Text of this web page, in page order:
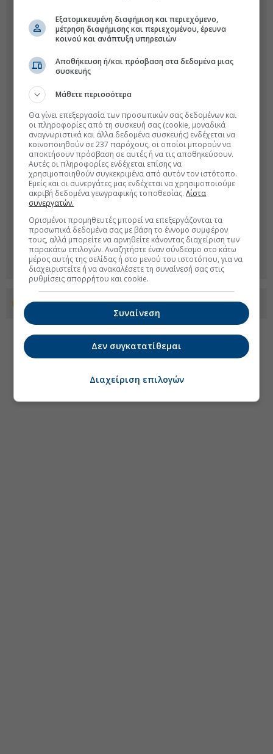
Προσθέστε το euro2day.gr στο Discover
Εξατομικευμένη διαφήμιση και περιεχόμενο,
μέτρηση διαφήμισης και περιεχομένου, έρευνα
κοινού και ανάπτυξη υπηρεσιών
Αποθήκευση ή/και πρόσβαση στα δεδομένα μιας
συσκευής
Μάθετε περισσότερα
Θα γίνει επεξεργασία των προσωπικών σας δεδομένων και
οι πληροφορίες από τη συσκευή σας (cookie, μοναδικά
αναγνωριστικά και άλλα δεδομένα συσκευής) ενδέχεται να
κοινοποιηθούν σε 237 παρόχους, οι οποίοι μπορούν να
αποκτήσουν πρόσβαση σε αυτές ή να τις αποθηκεύσουν.
Αυτές οι πληροφορίες ενδέχεται επίσης να
χρησιμοποιηθούν συγκεκριμένα από αυτόν τον ιστότοπο.
Εμείς και οι συνεργάτες μας ενδέχεται να χρησιμοποιούμε
ακριβή δεδομένα γεωγραφικής τοποθεσίας.Λίστα
συνεργατών.
Ορισμένοι προμηθευτές μπορεί να επεξεργάζονται τα
προσωπικά δεδομένα σας με βάση το έννομο συμφέρον
τους, αλλά μπορείτε να αρνηθείτε κάνοντας διαχείριση των
παρακάτω επιλογών. Αναζητήστε έναν σύνδεσμο στο κάτω
μέρος αυτής της σελίδας ή στο μενού του ιστοτόπου, για να
διαχειριστείτε ή να ανακαλέσετε τη συναίνεσή σας στις
ρυθμίσεις απορρήτου και cookie.
Συναίνεση
Δεν συγκατατίθεμαι
Διαχείριση επιλογών